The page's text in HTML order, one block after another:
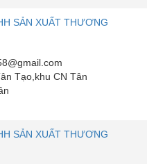
SẢN XUẤT THƯƠNG
Tạo,khu CN Tân
SẢN XUẤT THƯƠNG